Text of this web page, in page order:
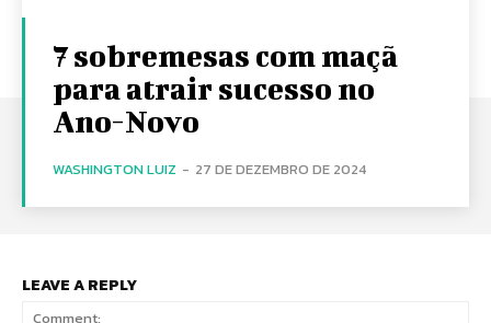
7 sobremesas com maçã
para atrair sucesso no
Ano-Novo
WASHINGTON LUIZ - 27 DE DEZEMBRO DE 2024
LEAVE A REPLY